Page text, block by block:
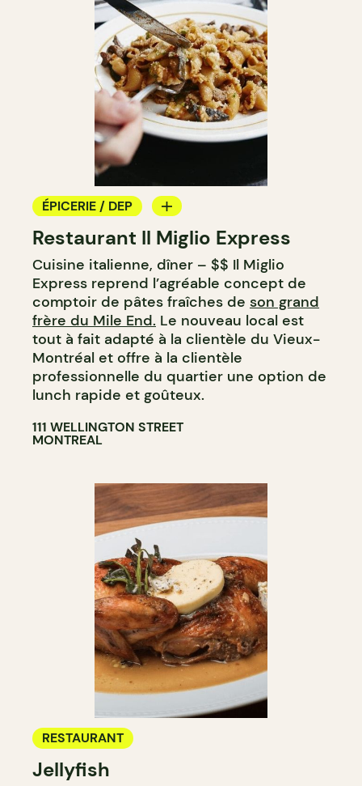
ÉPICERIE / DEP
COMPTOIR
Restaurant Il Miglio Express
Cuisine italienne, dîner – $$ Il Miglio
Express reprend l’agréable concept de
comptoir de pâtes fraîches de son grand
frère du Mile End. Le nouveau local est
tout à fait adapté à la clientèle du Vieux-
Montréal et offre à la clientèle
professionnelle du quartier une option de
lunch rapide et goûteux.
111 WELLINGTON STREET
MONTREAL
RESTAURANT
Jellyfish